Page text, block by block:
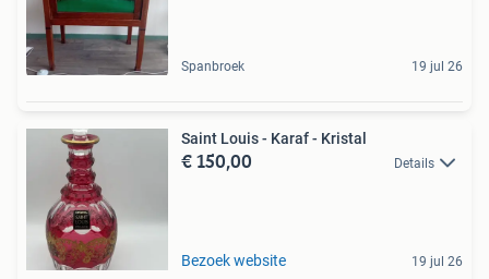
Spanbroek 19 jul 26
Saint Louis - Karaf - Kristal
€ 150,00 Details
Bezoek website 19 jul 26